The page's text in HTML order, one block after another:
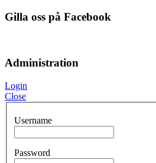
Gilla oss på Facebook
Administration
Login
Close
Username
Password